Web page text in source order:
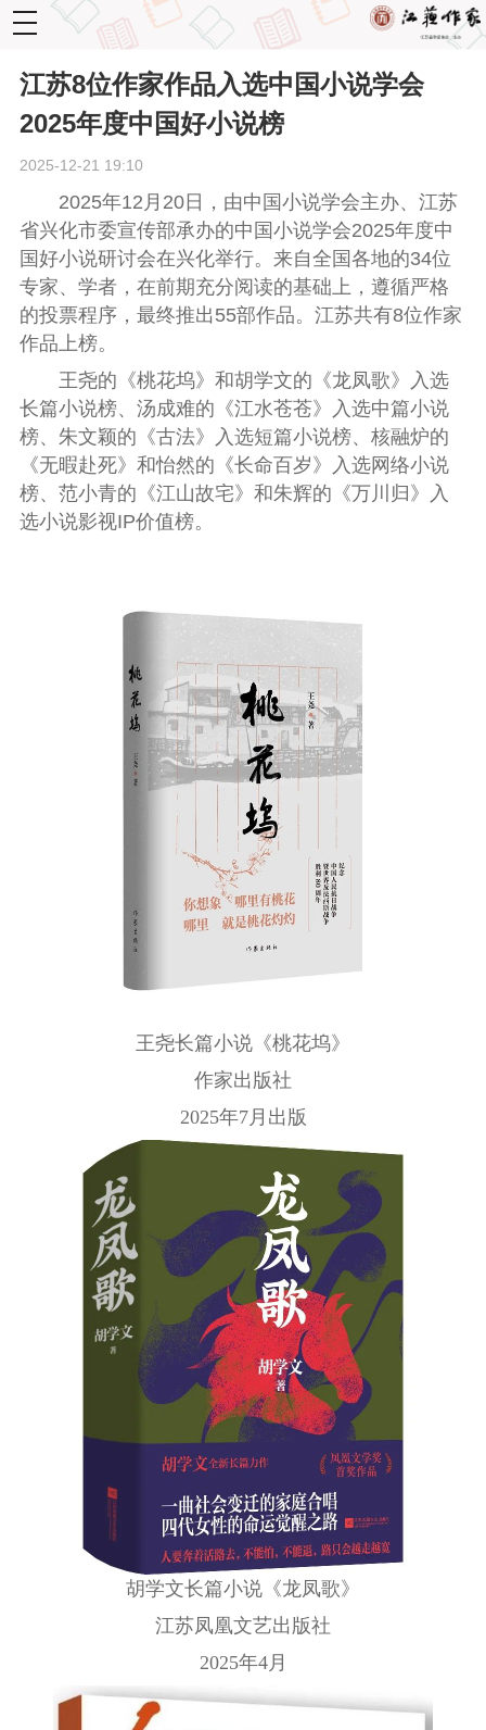
toggle
navigation
江苏8位作家作品入选中国小说学会
2025年度中国好小说榜
2025-12-21 19:10
2025年12 月 20日，由中国小说学会主办、江苏
省兴化市委宣传部承办的中国小说学会2025年度中
国好小说研讨会在兴化举行。来自全国各地的34位
专家、学者，在前期充分阅读的基础上，遵循严格
的投票程序，最终推出55部作品。江苏共有8位作家
作品上榜。
王尧的《桃花坞》和胡学文的《龙凤歌》入选
长篇小说榜、汤成难的《江水苍苍》入选中篇小说
榜、朱文颖的《古法》入选短篇小说榜、核融炉的
《无暇赴死》和怡然的《长命百岁》入选网络小说
榜、范小青的《江山故宅》和朱辉的《万川归》入
选小说影视IP价值榜。
王尧长篇小说《桃花坞》
作家出版社
2025年7月出版
胡学文长篇小说《龙凤歌》
江苏凤凰文艺出版社
2025年4月